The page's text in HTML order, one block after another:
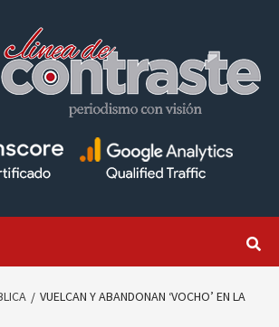
VUELCAN Y ABANDONAN ‘VOCHO’ EN LA